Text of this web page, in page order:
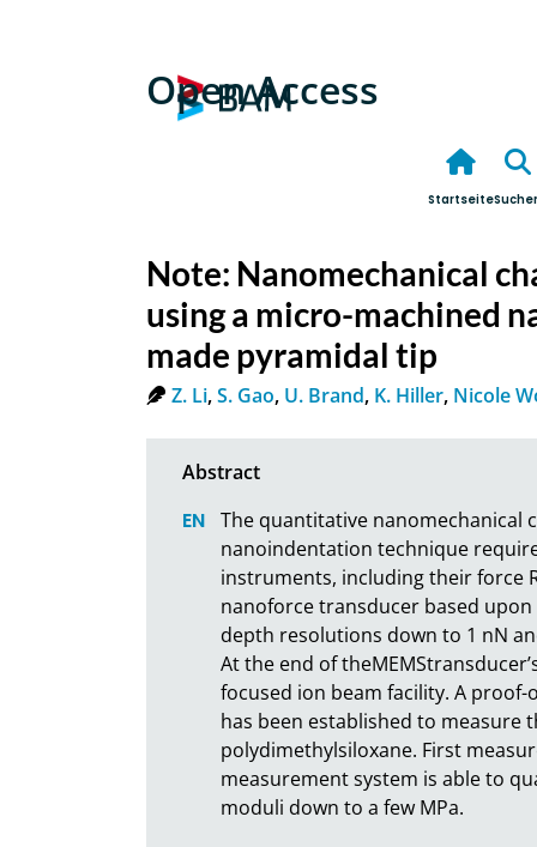
Open Access
Startseite
Note: Nanomechanical
using a micro-machined
made pyramidal tip
Z. Li,S. Gao, U. Brand, K. Hiller, Nicole
The quantitative nanomechanical
nanoindentation technique
instruments, including their force
nanoforce transducer based
depth resolutions down to 1 nN
At the end of
focused ion beam facility. A
has been established to measure
polydimethylsiloxane. First
measurement system is able to
moduli down to a few MPa.